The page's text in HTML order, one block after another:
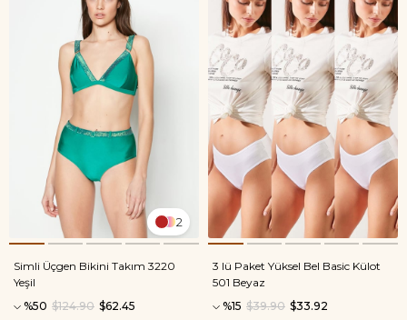
2
Simli Üçgen Bikini Takım 3220
Yeşil
%50
$62.45
$124.90
3 lü Paket Yüksel Bel Basic Külot
501 Beyaz
%15
$33.92
$39.90